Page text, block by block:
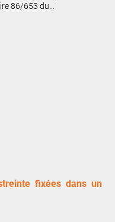
86/653 du…
fixées dans un